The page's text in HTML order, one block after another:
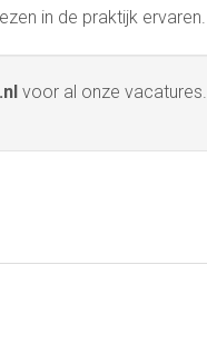
in de praktijk ervaren.
voor al onze vacatures.